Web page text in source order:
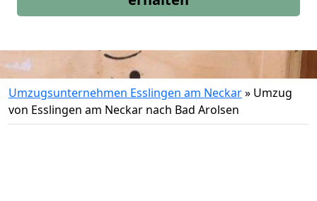
Umzugsunternehmen Esslingen am Neckar» Umzug
von Esslingen am Neckar nach Bad Arolsen